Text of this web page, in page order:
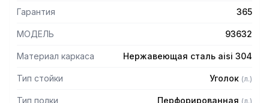
Гарантия 365
МОДЕЛЬ 93632
Материал каркаса Нержавеющая сталь aisi 304
Тип стойки Уголок (л.)
Тип полки Перфорированная (л.)